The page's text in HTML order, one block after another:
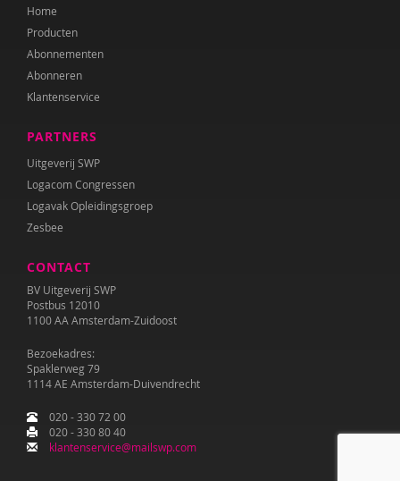
Home
Producten
Abonnementen
Abonneren
Klantenservice
PARTNERS
Uitgeverij SWP
Logacom Congressen
Logavak Opleidingsgroep
Zesbee
CONTACT
BV Uitgeverij SWP
Postbus 12010
1100 AA Amsterdam-Zuidoost
Bezoekadres:
Spaklerweg 79
1114 AE Amsterdam-Duivendrecht
020 - 330 72 00
020 - 330 80 40
klantenservice@mailswp.com